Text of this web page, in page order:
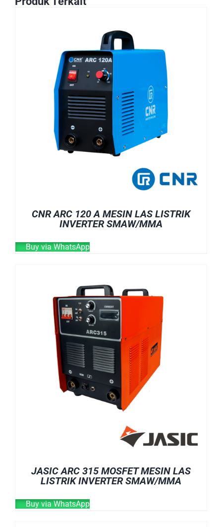
CNR ARC 120 A MESIN LAS LISTRIK
INVERTER SMAW/MMA
Buy via WhatsApp
JASIC ARC 315 MOSFET MESIN LAS
LISTRIK INVERTER SMAW/MMA
Buy via WhatsApp